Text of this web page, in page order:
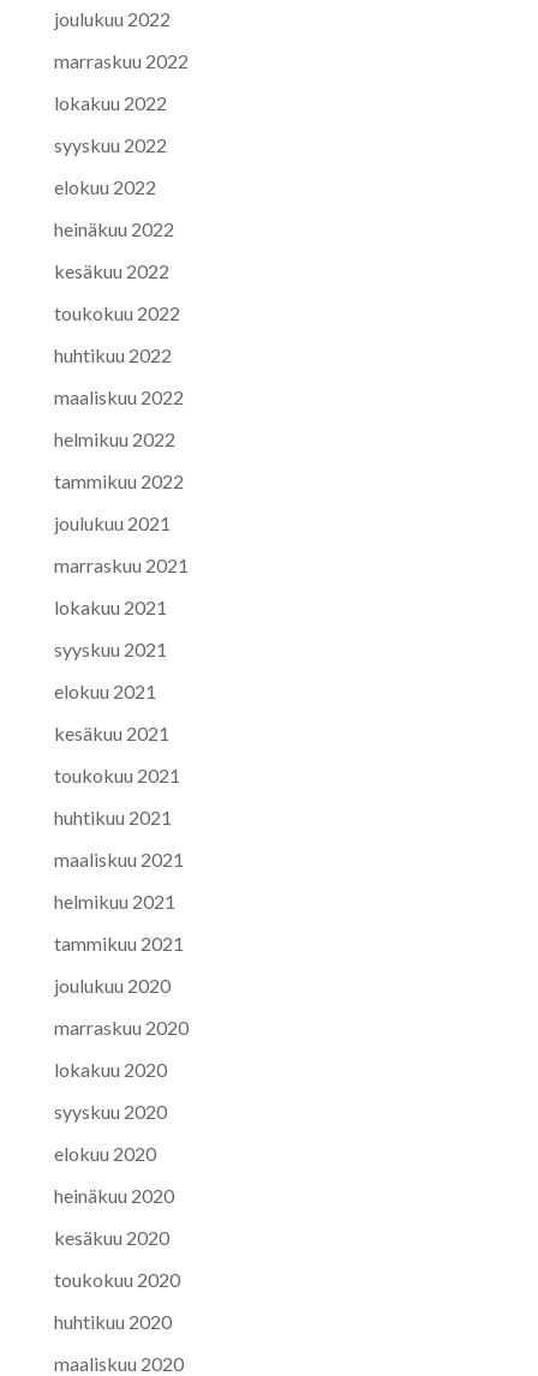
joulukuu 2022
marraskuu 2022
lokakuu 2022
syyskuu 2022
elokuu 2022
heinäkuu 2022
kesäkuu 2022
toukokuu 2022
huhtikuu 2022
maaliskuu 2022
helmikuu 2022
tammikuu 2022
joulukuu 2021
marraskuu 2021
lokakuu 2021
syyskuu 2021
elokuu 2021
kesäkuu 2021
toukokuu 2021
huhtikuu 2021
maaliskuu 2021
helmikuu 2021
tammikuu 2021
joulukuu 2020
marraskuu 2020
lokakuu 2020
syyskuu 2020
elokuu 2020
heinäkuu 2020
kesäkuu 2020
toukokuu 2020
huhtikuu 2020
maaliskuu 2020